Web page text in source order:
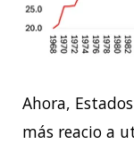
Ahora,
más reacio a